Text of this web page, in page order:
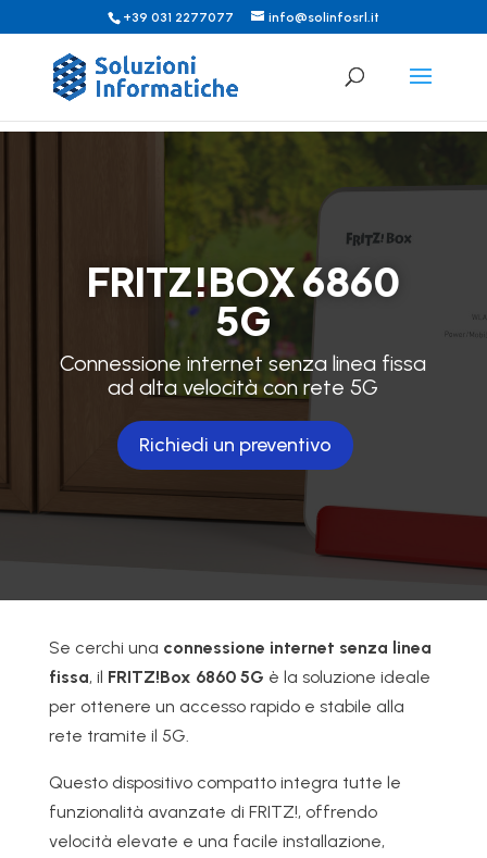
+39 031 2277077 info@solinfosrl.it
FRITZ!BOX 6860
5G
Connessione internet senza linea fissa
ad alta velocità con rete 5G
Richiedi un preventivo
Se cerchi una connessione internet senza linea
fissa, il FRITZ!Box 6860 5G è la soluzione ideale
per ottenere un accesso rapido e stabile alla
rete tramite il 5G.
Questo dispositivo compatto integra tutte le
funzionalità avanzate di FRITZ!, offrendo
velocità elevate e una facile installazione,